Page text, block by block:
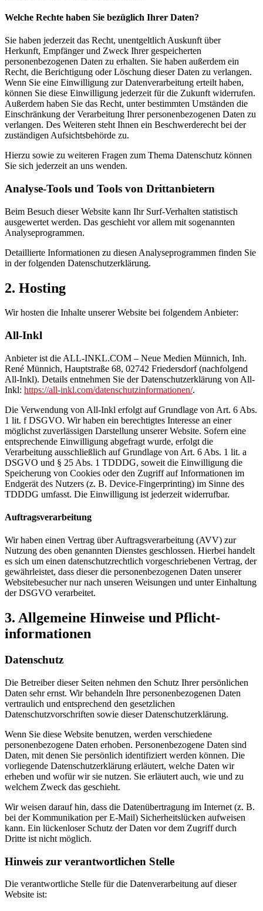
Welche Rechte haben Sie bezüglich Ihrer Daten?
Sie haben jederzeit das Recht, unentgeltlich Auskunft über
Herkunft, Empfänger und Zweck Ihrer gespeicherten
personenbezogenen Daten zu erhalten. Sie haben außerdem ein
Recht, die Berichtigung oder Löschung dieser Daten zu verlangen.
Wenn Sie eine Einwilligung zur Datenverarbeitung erteilt haben,
können Sie diese Einwilligung jederzeit für die Zukunft widerrufen.
Außerdem haben Sie das Recht, unter bestimmten Umständen die
Einschränkung der Verarbeitung Ihrer personenbezogenen Daten zu
verlangen. Des Weiteren steht Ihnen ein Beschwerderecht bei der
zuständigen Aufsichtsbehörde zu.
Hierzu sowie zu weiteren Fragen zum Thema Datenschutz können
Sie sich jederzeit an uns wenden.
Analyse-Tools und Tools von Dritt­anbietern
Beim Besuch dieser Website kann Ihr Surf-Verhalten statistisch
ausgewertet werden. Das geschieht vor allem mit sogenannten
Analyseprogrammen.
Detaillierte Informationen zu diesen Analyseprogrammen finden Sie
in der folgenden Datenschutzerklärung.
2. Hosting
Wir hosten die Inhalte unserer Website bei folgendem Anbieter:
All-Inkl
Anbieter ist die ALL-INKL.COM – Neue Medien Münnich, Inh.
René Münnich, Hauptstraße 68, 02742 Friedersdorf (nachfolgend
All-Inkl). Details entnehmen Sie der Datenschutzerklärung von All-
Inkl: https://all-inkl.com/datenschutzinformationen/.
Die Verwendung von All-Inkl erfolgt auf Grundlage von Art. 6 Abs.
1 lit. f DSGVO. Wir haben ein berechtigtes Interesse an einer
möglichst zuverlässigen Darstellung unserer Website. Sofern eine
entsprechende Einwilligung abgefragt wurde, erfolgt die
Verarbeitung ausschließlich auf Grundlage von Art. 6 Abs. 1 lit. a
DSGVO und § 25 Abs. 1 TDDDG, soweit die Einwilligung die
Speicherung von Cookies oder den Zugriff auf Informationen im
Endgerät des Nutzers (z. B. Device-Fingerprinting) im Sinne des
TDDDG umfasst. Die Einwilligung ist jederzeit widerrufbar.
Auftragsverarbeitung
Wir haben einen Vertrag über Auftragsverarbeitung (AVV) zur
Nutzung des oben genannten Dienstes geschlossen. Hierbei handelt
es sich um einen datenschutzrechtlich vorgeschriebenen Vertrag, der
gewährleistet, dass dieser die personenbezogenen Daten unserer
Websitebesucher nur nach unseren Weisungen und unter Einhaltung
der DSGVO verarbeitet.
3. Allgemeine Hinweise und Pflicht­
informationen
Datenschutz
Die Betreiber dieser Seiten nehmen den Schutz Ihrer persönlichen
Daten sehr ernst. Wir behandeln Ihre personenbezogenen Daten
vertraulich und entsprechend den gesetzlichen
Datenschutzvorschriften sowie dieser Datenschutzerklärung.
Wenn Sie diese Website benutzen, werden verschiedene
personenbezogene Daten erhoben. Personenbezogene Daten sind
Daten, mit denen Sie persönlich identifiziert werden können. Die
vorliegende Datenschutzerklärung erläutert, welche Daten wir
erheben und wofür wir sie nutzen. Sie erläutert auch, wie und zu
welchem Zweck das geschieht.
Wir weisen darauf hin, dass die Datenübertragung im Internet (z. B.
bei der Kommunikation per E-Mail) Sicherheitslücken aufweisen
kann. Ein lückenloser Schutz der Daten vor dem Zugriff durch
Dritte ist nicht möglich.
Hinweis zur verantwortlichen Stelle
Die verantwortliche Stelle für die Datenverarbeitung auf dieser
Website ist: